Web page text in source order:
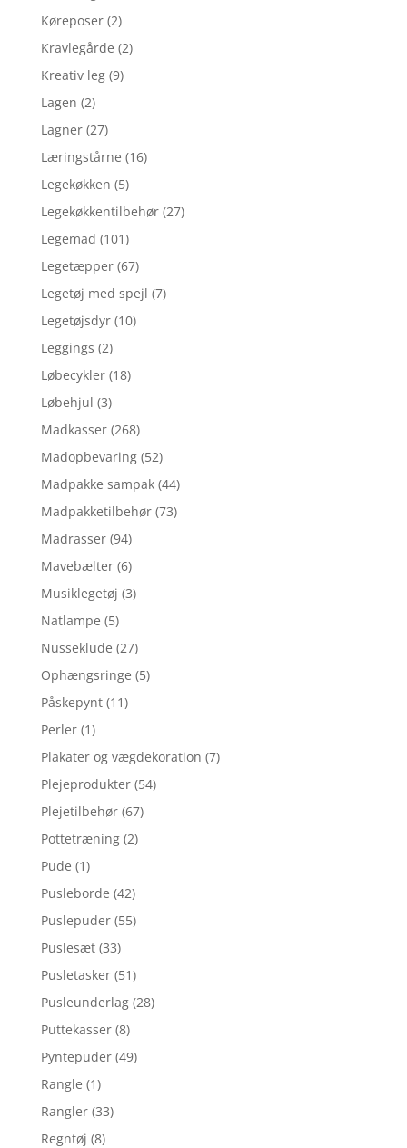
Køreposer (2)
Kravlegårde (2)
Kreativ leg (9)
Lagen (2)
Lagner (27)
Læringstårne (16)
Legekøkken (5)
Legekøkkentilbehør (27)
Legemad (101)
Legetæpper (67)
Legetøj med spejl (7)
Legetøjsdyr (10)
Leggings (2)
Løbecykler (18)
Løbehjul (3)
Madkasser (268)
Madopbevaring (52)
Madpakke sampak (44)
Madpakketilbehør (73)
Madrasser (94)
Mavebælter (6)
Musiklegetøj (3)
Natlampe (5)
Nusseklude (27)
Ophængsringe (5)
Påskepynt (11)
Perler (1)
Plakater og vægdekoration (7)
Plejeprodukter (54)
Plejetilbehør (67)
Pottetræning (2)
Pude (1)
Pusleborde (42)
Puslepuder (55)
Puslesæt (33)
Pusletasker (51)
Pusleunderlag (28)
Puttekasser (8)
Pyntepuder (49)
Rangle (1)
Rangler (33)
Regntøj (8)